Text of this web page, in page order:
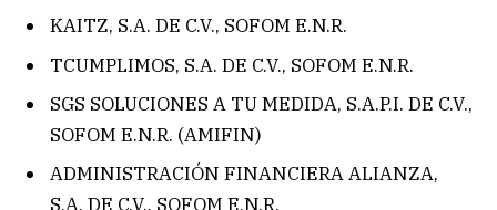
KAITZ, S.A. DE C.V., SOFOM E.N.R.
TCUMPLIMOS, S.A. DE C.V., SOFOM E.N.R.
SGS SOLUCIONES A TU MEDIDA, S.A.P.I. DE C.V.,
SOFOM E.N.R. (AMIFIN)
ADMINISTRACIÓN FINANCIERA ALIANZA,
S.A. DE C.V., SOFOM E.N.R.